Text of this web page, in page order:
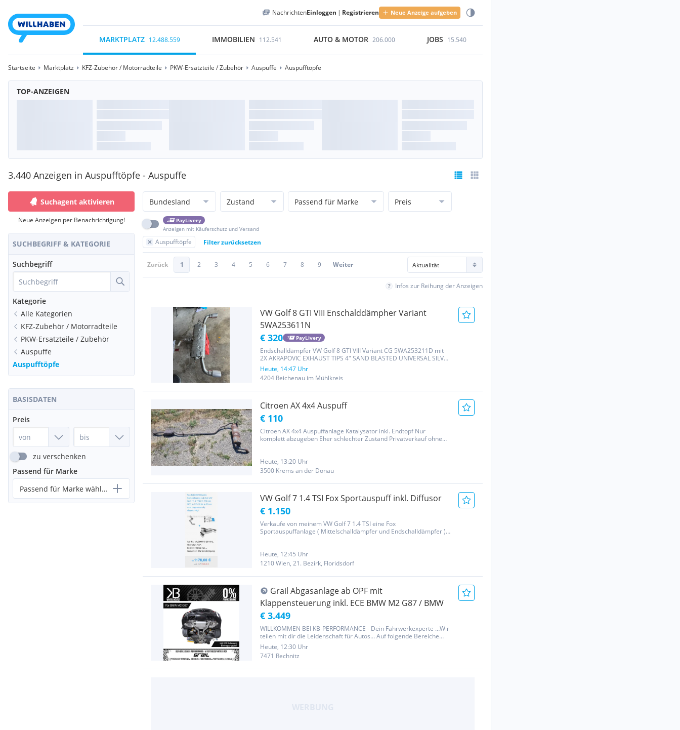
NachrichtenEinloggen | Registrieren Neue Anzeige aufgeben
MARKTPLATZ 12.488.559 IMMOBILIEN 112.541 AUTO & MOTOR 206.000 JOBS 15.540
Startseite Marktplatz KFZ-Zubehör / Motorradteile PKW-Ersatzteile / Zubehör Auspuffe Auspufftöpfe
TOP-ANZEIGEN
3.440 Anzeigen in Auspufftöpfe - Auspuffe
Suchagent aktivieren
Neue Anzeigen per Benachrichtigung!
SUCHBEGRIFF & KATEGORIE
Suchbegriff
Kategorie
Alle Kategorien
KFZ-Zubehör / Motorradteile
PKW-Ersatzteile / Zubehör
Auspuffe
Auspufftöpfe
BASISDATEN
Preis
zu verschenken
Passend für Marke
Passend für Marke wählen...
Bundesland Zustand Passend für Marke Preis
PayLivery
Anzeigen mit Käuferschutz und Versand
Auspufftöpfe Filter zurücksetzen
Zurück 1 2 3 4 5 6 7 8 9 Weiter
Infos zur Reihung der Anzeigen
VW Golf 8 GTI VIII Enschalddämpher Variant
5WA253611N
€ 320 PayLivery
Endschalldämpfer VW Golf 8 GTI VIII Variant CG 5WA253211D mit
2X AKRAPOVIC EXHAUST TIPS 4" SAND BLASTED UNIVERSAL SILVER
STAINLESS STEEL €320 ohne OEM Heckdiffusor aber mit €370
Heute, 14:47 Uhr
4204 Reichenau im Mühlkreis
Citroen AX 4x4 Auspuff
€ 110
Citroen AX 4x4 Auspuffanlage Katalysator inkl. Endtopf Nur
komplett abzugeben Eher schlechter Zustand Privatverkauf ohne
Heute, 13:20 Uhr
3500 Krems an der Donau
VW Golf 7 1.4 TSI Fox Sportauspuff inkl. Diffusor
€ 1.150
Verkaufe von meinem VW Golf 7 1.4 TSI eine Fox
Sportauspuffanlage ( Mittelschalldämpfer und Endschalldämpfer )
Endschalldämpfer wurde für...
Heute, 12:45 Uhr
1210 Wien, 21. Bezirk, Floridsdorf
Grail Abgasanlage ab OPF mit
Klappensteuerung inkl. ECE BMW M2 G87 / BMW
€ 3.449
WILLKOMMEN BEI KB-PERFORMANCE - Dein Fahrwerkexperte …Wir
teilen mit dir die Leidenschaft für Autos… Auf folgende Bereiche
haben wir uns spezialisiert: Fahrwerke, Felgen, Reifen,
Leistungshardware und Typisierungen...
Heute, 12:30 Uhr
7471 Rechnitz